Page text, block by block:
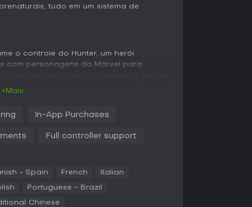
tudo em um sistema de
o controle do Hunter, um herói
com personagens da Marvel para
ambientais ou montar combos.
de RPG por meio de
novas habilidades e desvendar
os baralhos dos heróis podem ser
em missões ou pesquisas.
+Mais
In-App Purchases
Full controller support
- Spain French Italian
Portuguese - Brazil
Chinese